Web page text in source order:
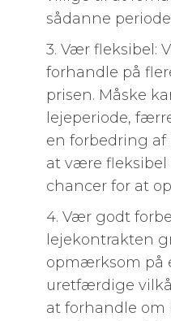
sådanne
3. Vær fleksibel:
forhandle på
prisen. Måske
lejeperiode,
en forbedring af
at være
chancer for at
4. Vær godt
lejekontrakten
opmærksom på
uretfærdige
at forhandle om